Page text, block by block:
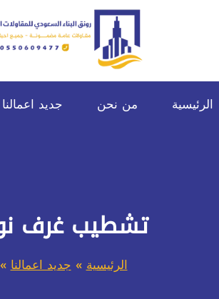
الرئيسية من نحن جديد اعمالنا
تشطيب غرف
الرئيسية»جديد اعمالنا»